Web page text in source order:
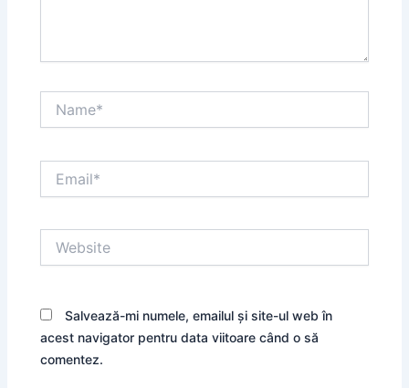
Salvează-mi numele, emailul și site-ul web în
acest navigator pentru data viitoare când o să
comentez.